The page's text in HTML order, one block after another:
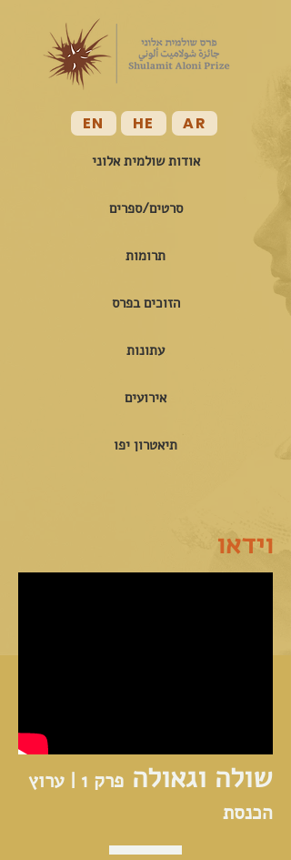
EN HE AR
אודות שולמית אלוני
סרטים/ספרים
תרומות
הזוכים בפרס
עתונות
אירועים
תיאטרון יפו
וידאו
שולה וגאולה
פרק 1 | ערוץ
הכנסת